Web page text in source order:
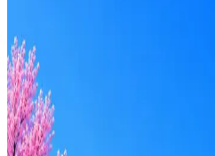
МТС
175активных вакансий
Перейти на сайт